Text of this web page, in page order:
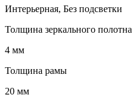
Интерьерная, Без подсветки
Толщина зеркального полотна
4 мм
Толщина рамы
20 мм